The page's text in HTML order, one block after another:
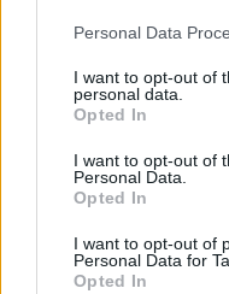
Personal Data
I want to opt-out of
personal data.
Opted In
I want to opt-out of
Personal Data.
Opted In
I want to opt-out of
Personal Data for
Opted In
Ennél szebb vallomást
megtalálta a padláson
amelyen feketén-
A rózsaszín ruha
elmúlik a varázslat,